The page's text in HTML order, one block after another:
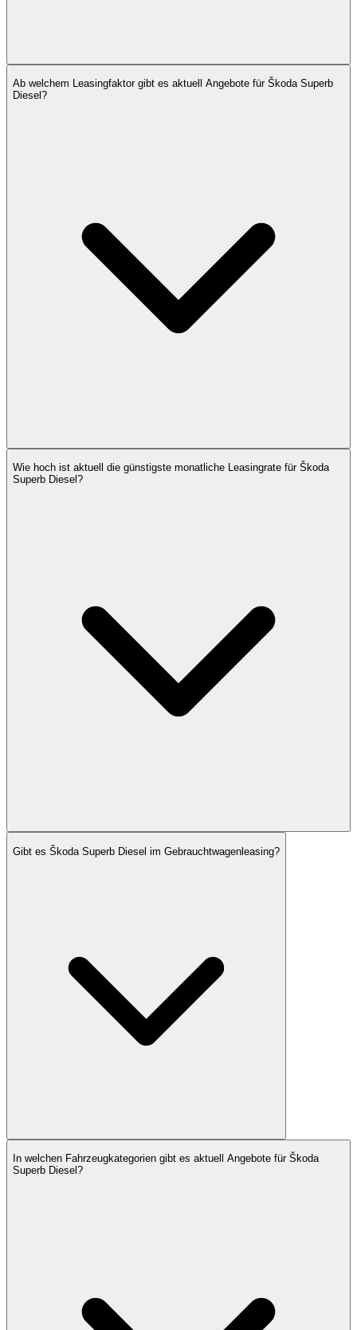
Ab welchem Leasingfaktor gibt es aktuell Angebote für Škoda Superb
Diesel?
Wie hoch ist aktuell die günstigste monatliche Leasingrate für Škoda
Superb Diesel?
Gibt es Škoda Superb Diesel im Gebrauchtwagenleasing?
In welchen Fahrzeugkategorien gibt es aktuell Angebote für Škoda
Superb Diesel?